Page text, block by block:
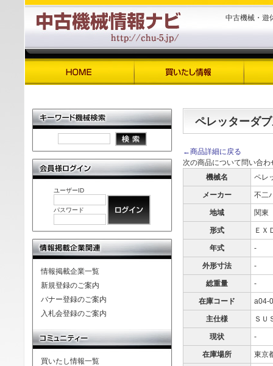
中古機械・遊
ペレッターダ
←商品詳細に戻る
次の商品について問い合わ
機械名
ペレ
メーカー 不二
地域 関東
形式 ＥＸ
年式 -
外形寸法 -
総重量 -
在庫コード a04-
主仕様 ＳＵ
現状 -
在庫場所 東京
ユーザーID
パスワード
情報掲載企業一覧
新規登録のご案内
バナー登録のご案内
入札会登録のご案内
買いたし情報一覧